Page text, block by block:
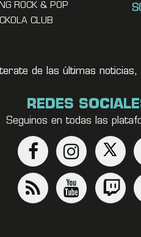
ROCK & POP
CLUB
de las últimas
REDES
Seguinos en todas las